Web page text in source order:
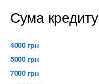
Сума кредиту
4000 грн
5000 грн
7000 грн